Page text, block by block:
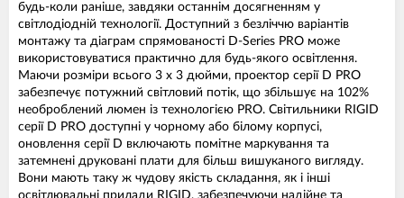
будь-коли раніше, завдяки останнім досягненням у
світлодіодній технології. Доступний з безліччю варіантів
монтажу та діаграм спрямованості D-Series PRO може
використовуватися практично для будь-якого освітлення.
Маючи розміри всього 3 x 3 дюйми, проектор серії D PRO
забезпечує потужний світловий потік, що збільшує на 102%
необроблений люмен із технологією PRO. Світильники RIGID
серії D PRO доступні у чорному або білому корпусі,
оновлення серії D включають помітне маркування та
затемнені друковані плати для більш вишуканого вигляду.
Вони мають таку ж чудову якість складання, як і інші
освітлювальні прилади RIGID, забезпечуючи надійне та